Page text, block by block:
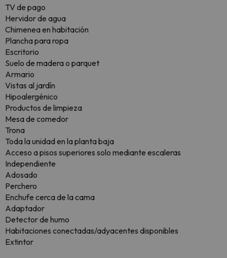
TV de pago
Hervidor de agua
Chimenea en habitación
Plancha para ropa
Escritorio
Suelo de madera o parquet
Armario
Vistas al jardín
Hipoalergénico
Productos de limpieza
Mesa de comedor
Trona
Toda la unidad en la planta baja
Acceso a pisos superiores solo mediante escaleras
Independiente
Adosado
Perchero
Enchufe cerca de la cama
Adaptador
Detector de humo
Habitaciones conectadas/adyacentes disponibles
Extintor